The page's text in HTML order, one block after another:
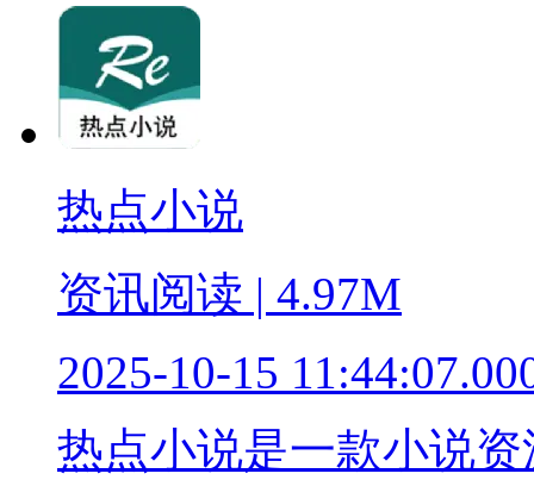
热点小说
资讯阅读 | 4.97M
2025-10-15
热点小说是一款小说